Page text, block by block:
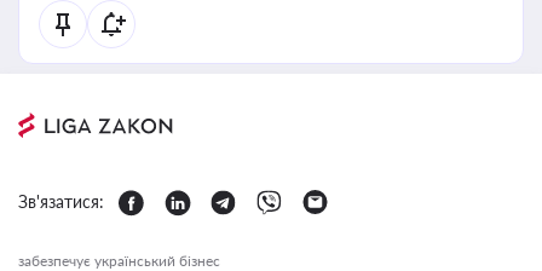
Зв'язатися:
забезпечує український бізнес